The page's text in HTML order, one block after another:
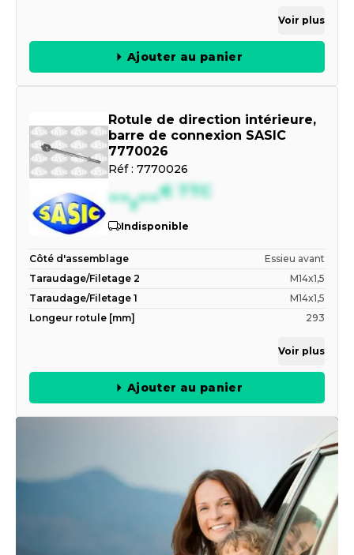
Voir plus
Ajouter au panier
Rotule de direction intérieure,
barre de connexion SASIC
7770026
Réf : 7770026
--,--€ TTC
Indisponible
Côté d'assemblage
Essieu avant
Taraudage/Filetage 2
M14x1,5
Taraudage/Filetage 1
M14x1,5
Longeur rotule [mm]
293
Voir plus
Ajouter au panier